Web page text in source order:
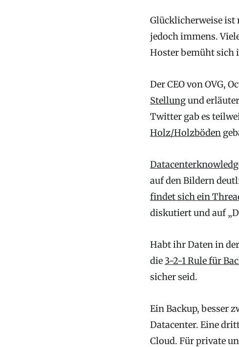
Glücklicherweise ist
jedoch immens.
Hoster bemüht sich
Der CEO von OVG,
Stellungund
Twitter gab es
Holz/Holzböden
auf den Bildern
findet sich ein
diskutiert und auf
Habt ihr Daten in
die 3-2-1 Rule für
sicher seid.
Ein Backup, besser
Datacenter. Eine
Cloud. Für private